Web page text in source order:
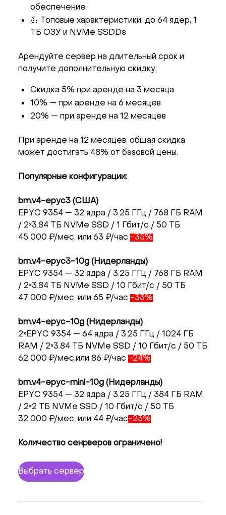
обеспечение
💪 Топовые характеристики: до 64 ядер, 1
ТБ ОЗУ и NVMe SSDDs
Арендуйте сервер на длительный срок и
получите дополнительную скидку:
Скидка 5% при аренде на 3 месяца
10% — при аренде на 6 месяцев
20% — при аренде на 12 месяцев
При аренде на 12 месяцев, общая скидка
может достигать 48% от базовой цены.
Популярные конфигурации:
bm.v4-epyc3 (США)
EPYC 9354 — 32 ядра / 3.25 ГГц / 768 ГБ RAM
/ 2×3.84 ТБ NVMe SSD / 1 Гбит/с / 50 ТБ
45 000 ₽/мес. или 63 ₽/час -35%
bm.v4-epyc3-10g (Нидерланды)
EPYC 9354 — 32 ядра / 3.25 ГГц / 768 ГБ RAM
/ 2×3.84 ТБ NVMe SSD / 10 Гбит/с / 50 ТБ
47 000 ₽/мес. или 65 ₽/час -33%
bm.v4-epyc-10g (Нидерланды)
2×EPYC 9354 — 64 ядра / 3.25 ГГц / 1024 ГБ
RAM / 2×3.84 ТБ NVMe SSD / 10 Гбит/с / 50 ТБ
62 000 ₽/мес.или 86 ₽/час -24%
bm.v4-epyc-mini-10g (Нидерланды)
EPYC 9354 — 32 ядра / 3.25 ГГц / 384 ГБ RAM
/ 2×2 ТБ NVMe SSD / 10 Гбит/с / 50 ТБ
32 000 ₽/мес. или 44 ₽/час-23%
Количество сенрверов ограничено!
Выбрать сервер